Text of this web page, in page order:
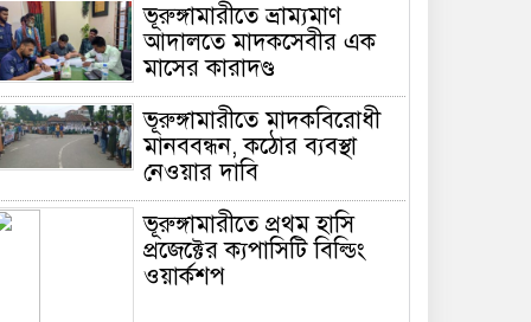
ভূরুঙ্গামারীতে ভ্রাম্যমাণ
আদালতে মাদকসেবীর এক
মাসের কারাদণ্ড
ভূরুঙ্গামারীতে মাদকবিরোধী
মানববন্ধন, কঠোর ব্যবস্থা
নেওয়ার দাবি
ভূরুঙ্গামারীতে প্রথম হাসি
প্রজেক্টের ক্যপাসিটি বিল্ডিং
ওয়ার্কশপ